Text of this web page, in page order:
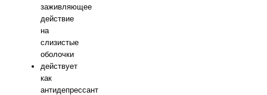
заживляющее
действие
на
слизистые
оболочки
действует
как
антидепрессант